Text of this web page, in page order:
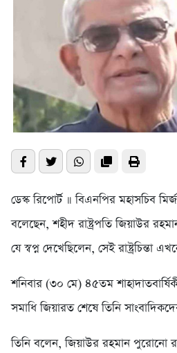
ডেস্ক রিপোর্ট ॥ বিএনপির মহাসচিব
বলেছেন, শহীদ রাষ্ট্রপতি জিয়াউর
যে স্বপ্ন দেখেছিলেন, সেই রাষ্ট্রচিন্তা
শনিবার (৩০ মে) ৪৫তম
সমাধি জিয়ারত শেষে তিনি
তিনি বলেন, জিয়াউর রহমান পুরোনো